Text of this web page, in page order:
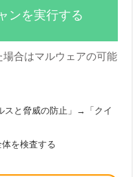
ンを実行する
場合はマルウェアの可能
スと脅威の防止」→「クイ
を検査する